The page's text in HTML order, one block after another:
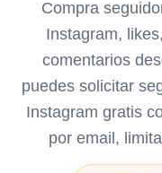
Compra
Instagram,
comentarios
puedes solicitar
Instagram gratis
por email,